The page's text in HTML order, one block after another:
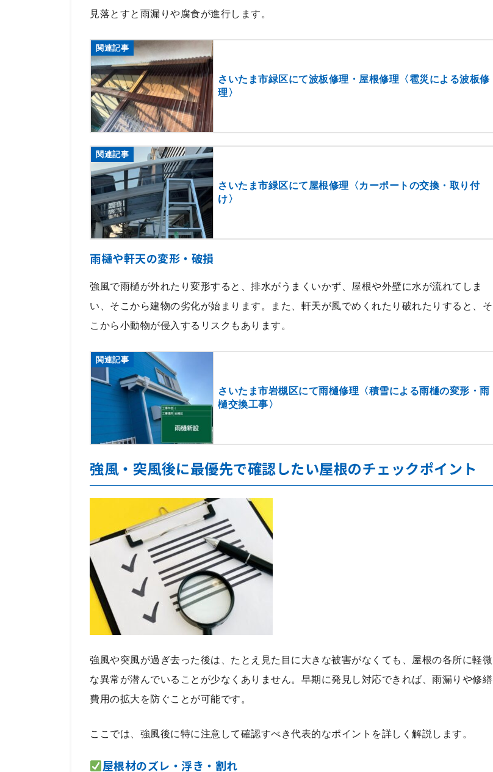
見落とすと雨漏りや腐食が進行します。
関連記事
さいたま市緑区にて波板修理・屋根修理〈雹災による波板修
理〉
関連記事
さいたま市緑区にて屋根修理〈カーポートの交換・取り付
け〉
雨樋や軒天の変形・破損
強風で雨樋が外れたり変形すると、排水がうまくいかず、屋根や外壁に水が流れてしま
い、そこから建物の劣化が始まります。また、軒天が風でめくれたり破れたりすると、そ
こから小動物が侵入するリスクもあります。
関連記事
さいたま市岩槻区にて雨樋修理〈積雪による雨樋の変形・雨
樋交換工事〉
強風・突風後に最優先で確認したい屋根のチェックポイント
強風や突風が過ぎ去った後は、たとえ見た目に大きな被害がなくても、屋根の各所に軽微
な異常が潜んでいることが少なくありません。早期に発見し対応できれば、雨漏りや修繕
費用の拡大を防ぐことが可能です。
ここでは、強風後に特に注意して確認すべき代表的なポイントを詳しく解説します。
屋根材のズレ・浮き・割れ